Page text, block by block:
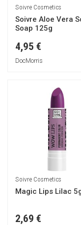
Soivre Cosmetics
Soivre Aloe Vera
Soap 125g
4,95 €
DocMorris
Soivre Cosmetics
Magic Lips Lilac
2,69 €